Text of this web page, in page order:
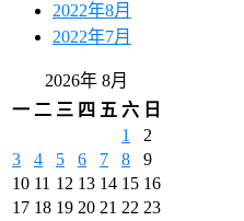
2022年8月
2022年7月
2026年 8月
一 二 三 四 五 六 日
1
2
3
4 5 6 7 8
9
10 11 12 13 14 15 16
17 18 19 20 21 22 23